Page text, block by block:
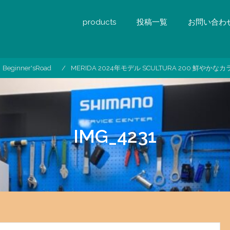
products 投稿一覧 お問い合わ
Beginner'sRoad MERIDA 2024年モデル SCULTURA 200 鮮やかなカ
IMG_4231